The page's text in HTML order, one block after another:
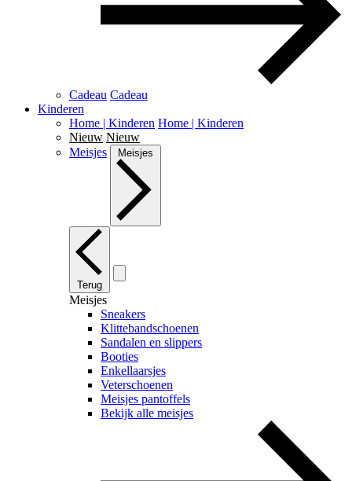
Cadeau Cadeau
Kinderen
Home | Kinderen Home | Kinderen
Nieuw Nieuw
Meisjes
Meisjes
Terug
Meisjes
Sneakers
Klittebandschoenen
Sandalen en slippers
Booties
Enkellaarsjes
Veterschoenen
Meisjes pantoffels
Bekijk alle meisjes